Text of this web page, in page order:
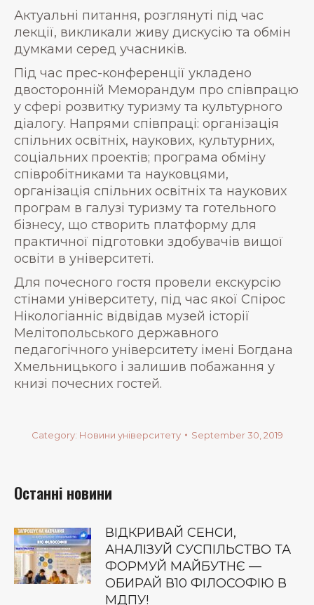
Актуальні питання, розглянуті під час
лекції, викликали живу дискусію та обмін
думками серед учасників.
Під час прес-конференції укладено
двосторонній Меморандум про співпрацю
у сфері розвитку туризму та культурного
діалогу. Напрями співпраці: організація
спільних освітніх, наукових, культурних,
соціальних проектів; програма обміну
співробітниками та науковцями,
організація спільних освітніх та наукових
програм в галузі туризму та готельного
бізнесу, що створить платформу для
практичної підготовки здобувачів вищої
освіти в університеті.
Для почесного гостя провели екскурсію
стінами університету, під час якої Спірос
Нікологіанніс відвідав музей історії
Мелітопольського державного
педагогічного університету імені Богдана
Хмельницького і залишив побажання у
книзі почесних гостей.
Category: Новини університету September 30, 2019
Останні новини
ВІДКРИВАЙ СЕНСИ,
АНАЛІЗУЙ СУСПІЛЬСТВО ТА
ФОРМУЙ МАЙБУТНЄ —
ОБИРАЙ В10 ФІЛОСОФІЮ В
МДПУ!